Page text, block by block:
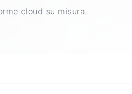
cloud su misura.